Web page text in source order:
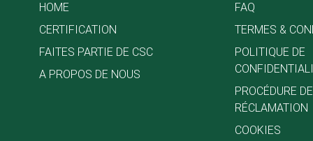
HOME
CERTIFICATION
FAITES PARTIE DE CSC
A PROPOS DE NOUS
FAQ
TERMES &
POLITIQUE DE
PROCÉDURE DE
RÉCLAMATION
COOKIES